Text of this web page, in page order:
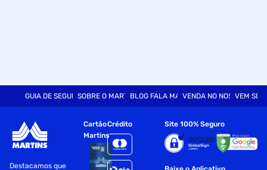
GUIA DE SEGURANÇASOBRE O MARTINSBLOG FALA MARTVENDA NO NOSSO SITE
VEM SER
Destacamos que
Cartão
Martins
Crédito Site 100% Seguro